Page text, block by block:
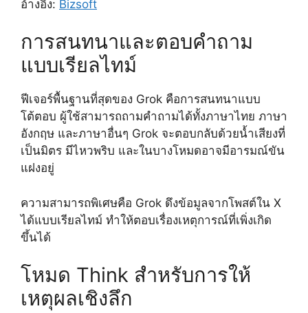
อ้างอิง: Bizsoft
การสนทนาและตอบคำถาม
แบบเรียลไทม์
ฟีเจอร์พื้นฐานที่สุดของ Grok คือการสนทนาแบบ
โต้ตอบ ผู้ใช้สามารถถามคำถามได้ทั้งภาษาไทย ภาษา
อังกฤษ และภาษาอื่นๆ Grok จะตอบกลับด้วยน้ำเสียงที่
เป็นมิตร มีไหวพริบ และในบางโหมดอาจมีอารมณ์ขัน
แฝงอยู่
ความสามารถพิเศษคือ Grok ดึงข้อมูลจากโพสต์ใน X
ได้แบบเรียลไทม์ ทำให้ตอบเรื่องเหตุการณ์ที่เพิ่งเกิด
ขึ้นได้
โหมด Think สำหรับการให้
เหตุผลเชิงลึก